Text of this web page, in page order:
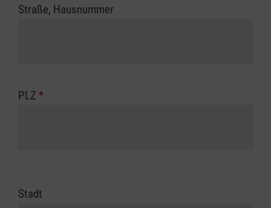
Straße, Hausnummer
PLZ *
Stadt